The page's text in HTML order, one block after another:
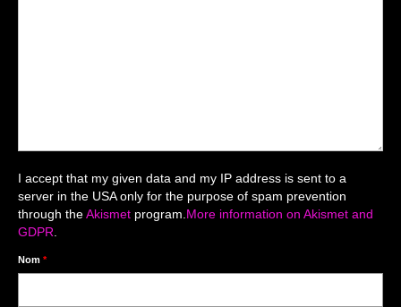
Reportages / Nature morte
Galeries Privées
séance du 25.04.26
I accept that my given data and my IP address is sent to a
server in the USA only for the purpose of spam prevention
through theAkismet program.More information on Akismet and
GDPR.
Nom *